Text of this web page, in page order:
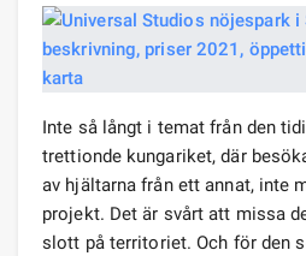
Inte så långt i temat från den
trettionde kungariket, där
av hjältarna från ett annat, inte
projekt. Det är svårt att missa
slott på territoriet. Och för den